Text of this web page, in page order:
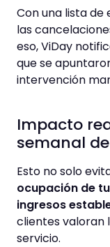
Con una lista
las
eso, ViDay
que se
intervención
Impacto
semanal
Esto no solo
ocupación de
ingresos
clientes valoran
servicio.